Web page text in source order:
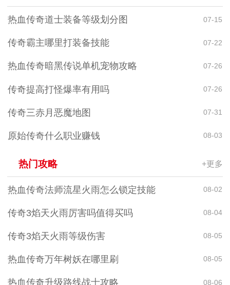
热血传奇道士装备等级划分图 07-15
传奇霸主哪里打装备技能 07-22
热血传奇暗黑传说单机宠物攻略 07-26
传奇提高打怪爆率有用吗 07-26
传奇三赤月恶魔地图 07-31
原始传奇什么职业赚钱 08-03
热门攻略 +更多
热血传奇法师流星火雨怎么锁定技能 08-02
传奇3焰天火雨厉害吗值得买吗 08-04
传奇3焰天火雨等级伤害 08-05
热血传奇万年树妖在哪里刷 08-05
热血传奇升级路线战士攻略 08-06